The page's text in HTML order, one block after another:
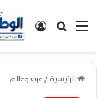
القائمةبحث عن تسجيل
الرئيسية/عرب وعالم